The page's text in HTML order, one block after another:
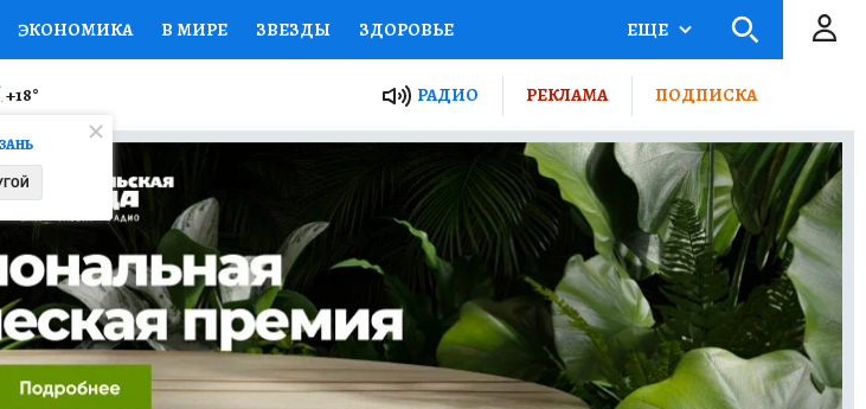
ЭКОНОМИКА В МИРЕ ЗВЕЗДЫ ЗДОРОВЬЕ
НАЦИОНАЛЬНЫЕ ПРОЕКТЫ РОССИИ
Я ЗНАЮ СЕМЬЯ ЖЕНСКИЕ СЕКРЕТЫ ПУТЕВОДИТЕЛЬ
СПЕЦПРОЕКТЫ ДЕФИЦИТ ЖЕЛЕЗА ТУРИЗМ
КОНКУРСЫ РАБОТА У НАС ГИД ПОТРЕБИТЕЛЯ ВСЕ О КП
ЕЩЕ
+18° РАДИО РЕКЛАМА ПОДПИСКА